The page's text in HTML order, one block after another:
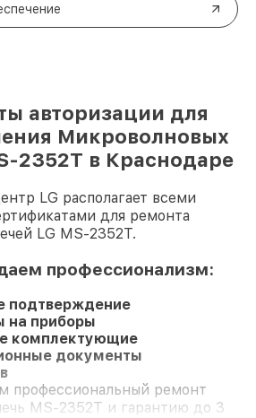
авторизации для
Микроволновых
2352T в Краснодаре
LG располагает всеми
для ремонта
LG MS-2352T.
профессионализм:
подтверждение
на приборы
комплектующие
документы
профессиональный ремонт
MS-2352T и гарантию до 3